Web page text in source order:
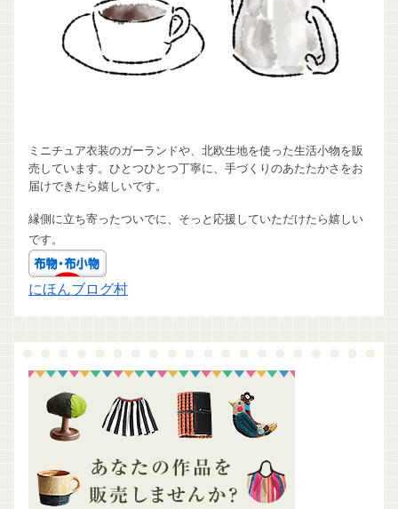
ミニチュア衣装のガーランドや、北欧生地を使った生活小物を販
売しています。ひとつひとつ丁寧に、手づくりのあたたかさをお
届けできたら嬉しいです。
縁側に立ち寄ったついでに、そっと応援していただけたら嬉しい
です。
にほんブログ村